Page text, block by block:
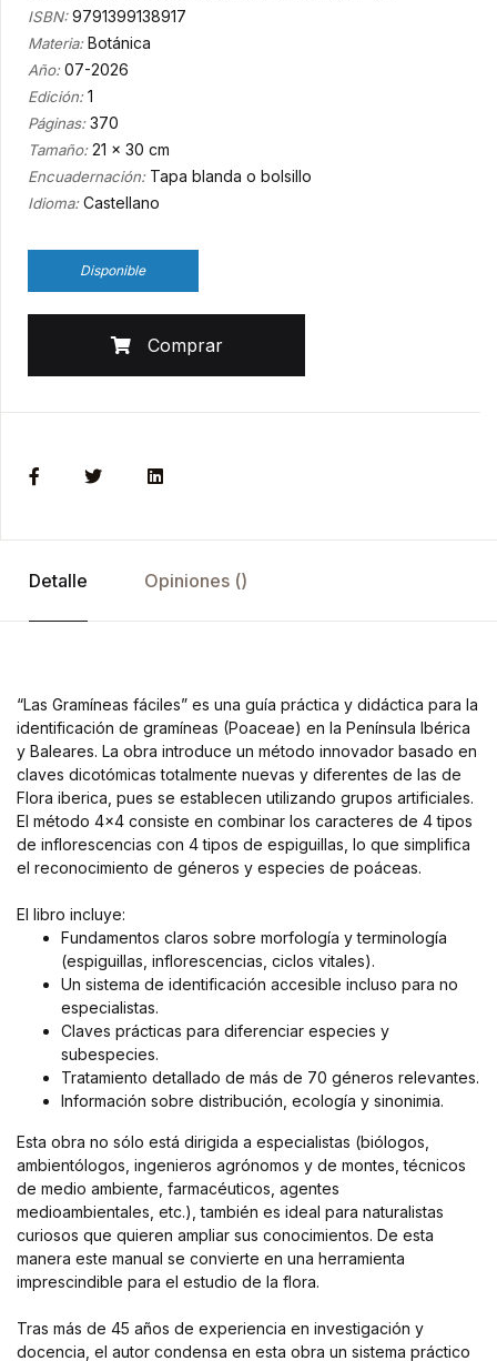
ISBN:9791399138917
Materia:Botánica
Año:07-2026
Edición:1
Páginas:370
Tamaño:21 x 30 cm
Encuadernación:Tapa blanda o bolsillo
Idioma:Castellano
Disponible
Comprar
Detalle Opiniones ()
“Las Gramíneas fáciles” es una guía práctica y didáctica para la
identificación de gramíneas (Poaceae) en la Península Ibérica
y Baleares. La obra introduce un método innovador basado en
claves dicotómicas totalmente nuevas y diferentes de las de
Flora iberica, pues se establecen utilizando grupos artificiales.
El método 4×4 consiste en combinar los caracteres de 4 tipos
de inflorescencias con 4 tipos de espiguillas, lo que simplifica
el reconocimiento de géneros y especies de poáceas.
El libro incluye:
Fundamentos claros sobre morfología y terminología
(espiguillas, inflorescencias, ciclos vitales).
Un sistema de identificación accesible incluso para no
especialistas.
Claves prácticas para diferenciar especies y
subespecies.
Tratamiento detallado de más de 70 géneros relevantes.
Información sobre distribución, ecología y sinonimia.
Esta obra no sólo está dirigida a especialistas (biólogos,
ambientólogos, ingenieros agrónomos y de montes, técnicos
de medio ambiente, farmacéuticos, agentes
medioambientales, etc.), también es ideal para naturalistas
curiosos que quieren ampliar sus conocimientos. De esta
manera este manual se convierte en una herramienta
imprescindible para el estudio de la flora.
Tras más de 45 años de experiencia en investigación y
docencia, el autor condensa en esta obra un sistema práctico